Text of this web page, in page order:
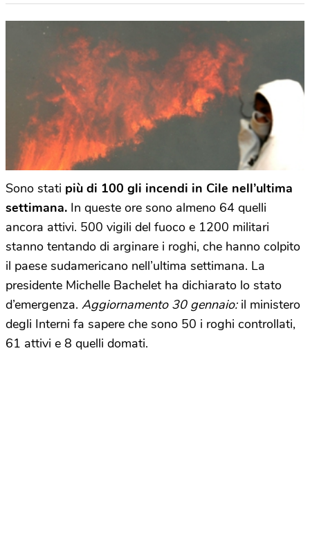
Sono stati più di 100 gli incendi in Cile nell’ultima
settimana. In queste ore sono almeno 64 quelli
ancora attivi. 500 vigili del fuoco e 1200 militari
stanno tentando di arginare i roghi, che hanno colpito
il paese sudamericano nell’ultima settimana. La
presidente Michelle Bachelet ha dichiarato lo stato
d’emergenza. Aggiornamento 30 gennaio:il ministero
degli Interni fa sapere che sono 50 i roghi controllati,
61 attivi e 8 quelli domati.